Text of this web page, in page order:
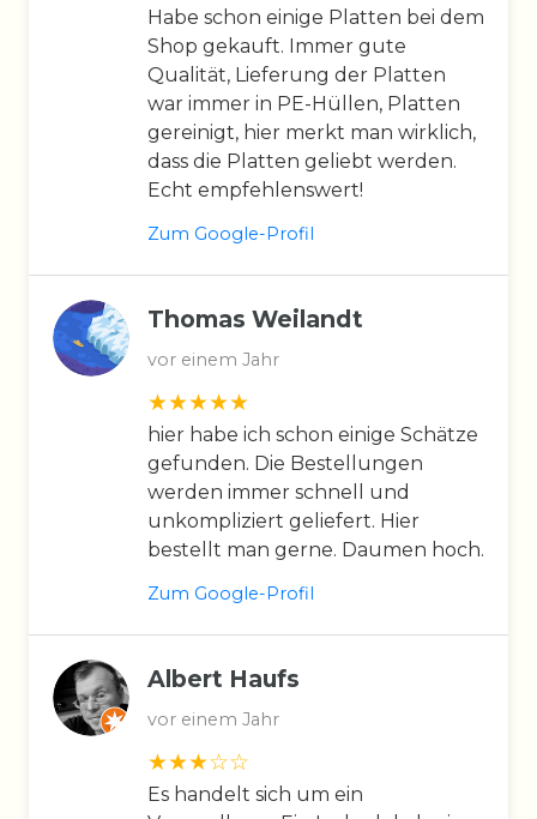
Habe schon einige Platten bei dem
Shop gekauft. Immer gute
Qualität, Lieferung der Platten
war immer in PE-Hüllen, Platten
gereinigt, hier merkt man wirklich,
dass die Platten geliebt werden.
Echt empfehlenswert!
Zum Google-Profil
Thomas Weilandt
vor einem Jahr
hier habe ich schon einige Schätze
gefunden. Die Bestellungen
werden immer schnell und
unkompliziert geliefert. Hier
bestellt man gerne. Daumen hoch.
Zum Google-Profil
Albert Haufs
vor einem Jahr
Es handelt sich um ein